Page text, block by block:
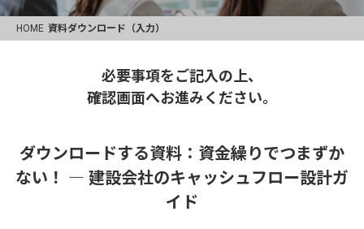
HOME 資料ダウンロード（入力）
必要事項をご記入の上、
確認画面へお進みください。
ダウンロードする資料：資金繰りでつまずか
ない！ ― 建設会社のキャッシュフロー設計ガ
イド